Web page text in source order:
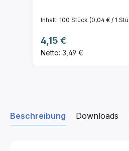
Inhalt: 100 Stück (0,04 € / 1
Regulärer Preis:
4,15 €
Netto: 3,49 €
Beschreibung Downloads